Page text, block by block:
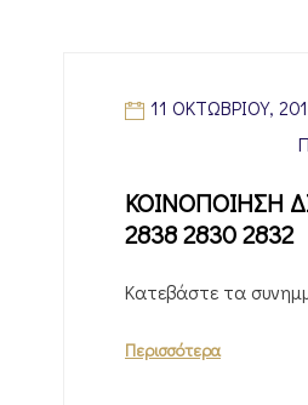
11 ΟΚΤΩΒΡΊΟΥ,
ΚΟΙΝΟΠΟΙΗΣΗ
2838 2830 2832
Κατεβάστε τα
Περισσότερα